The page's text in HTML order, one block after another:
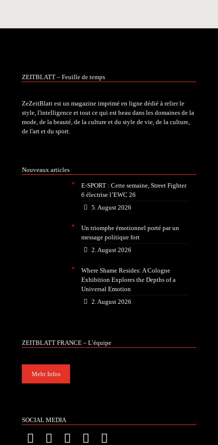
ZEITBLATT – Feuille de temps
ZeZeitBlatt est un magazine imprimé en ligne dédié à relier le
style, l'intelligence et tout ce qui est beau dans les domaines de la
mode, de la beauté, de la culture et du style de vie, de la culture,
de l'art et du sport.
Nouveaux articles
E-SPORT : Cette semaine, Street Fighter
6 électrise l’EWC 26
5. August 2026
Un triomphe émotionnel porté par un
message politique fort
2. August 2026
Where Shame Resides: A Cologne
Exhibition Explores the Depths of a
Universal Emotion
2. August 2026
ZEITBLATT FRANCE – L’équipe
Mehr Infos
SOCIAL MEDIA